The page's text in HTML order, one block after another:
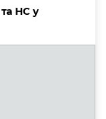
та НС у